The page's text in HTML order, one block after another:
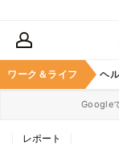
ワーク＆ライフ
マネー 暮らし ヘ
Google
レポート